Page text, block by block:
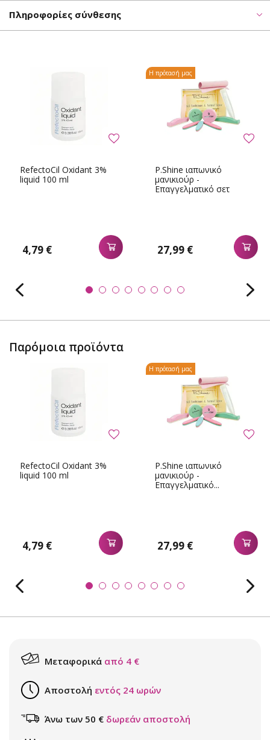
Πληροφορίες σύνθεσης
RefectoCil Oxidant 3%
liquid 100 ml
4,79 €
P.Shine ιαπωνικό
μανικιούρ -
Επαγγελματικό σετ
27,99 €
Η πρότασή μας
Παρόμοια προϊόντα
RefectoCil Oxidant 3%
liquid 100 ml
4,79 €
P.Shine ιαπωνικό
μανικιούρ -
Επαγγελματικό...
27,99 €
Η πρότασή μας
Μεταφορικά από 4 €
Αποστολή εντός 24 ωρών
Άνω των 50 € δωρεάν αποστολή